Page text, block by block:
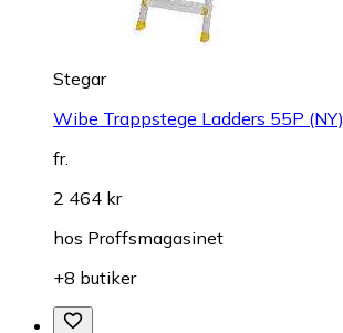
Stegar
Wibe Trappstege Ladders 55P (NY)
fr.
2 464 kr
hos Proffsmagasinet
+8 butiker